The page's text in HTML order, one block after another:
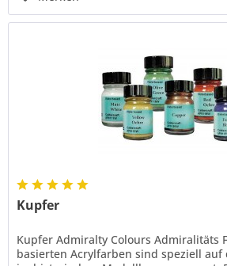
Kupfer
Kupfer Admiralty Colours Admiralitäts
basierten Acrylfarben sind speziell auf